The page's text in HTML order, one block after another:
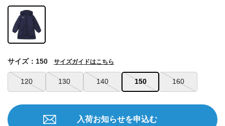
120 130 140 150 160
サイズ：150 サイズガイドはこちら
入荷お知らせを申込む